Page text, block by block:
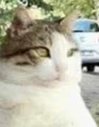
İlgili Ünlü
Hayvan